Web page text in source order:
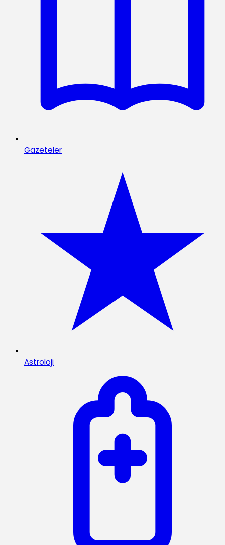
Gazeteler
Astroloji